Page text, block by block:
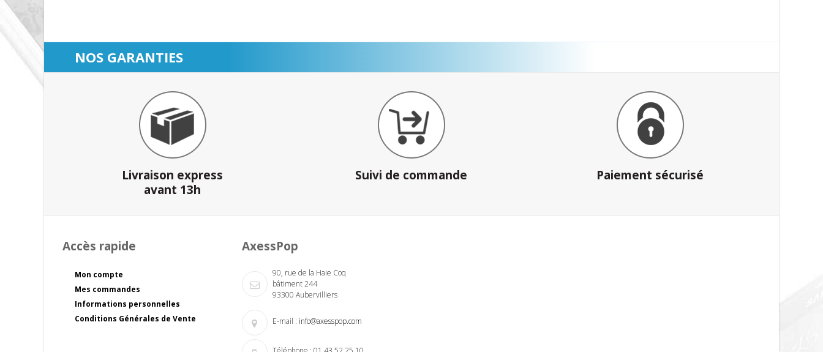
NOS GARANTIES
Livraison express
avant 13h
Suivi de commande Paiement sécurisé
Accès rapide
Mon compte
Mes commandes
Informations personnelles
Conditions Générales de Vente
AxessPop
90, rue de la Haie Coq
bâtiment 244
93300 Aubervilliers
E-mail : info@axesspop.com